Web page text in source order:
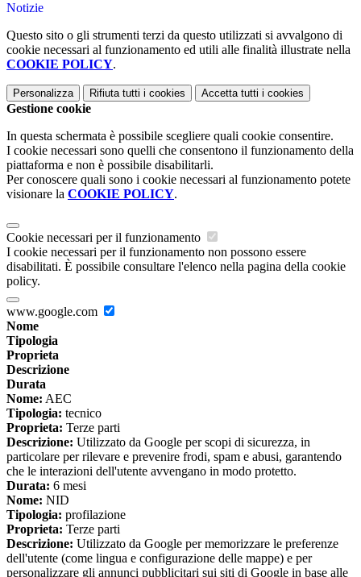
Notizie
Questo sito o gli strumenti terzi da questo utilizzati si avvalgono di
cookie necessari al funzionamento ed utili alle finalità illustrate nella
COOKIE POLICY.
Personalizza Rifiuta tutti i cookies Accetta tutti i cookies
Gestione cookie
In questa schermata è possibile scegliere quali cookie consentire.
I cookie necessari sono quelli che consentono il funzionamento della
piattaforma e non è possibile disabilitarli.
Per conoscere quali sono i cookie necessari al funzionamento potete
visionare la COOKIE POLICY.
Cookie necessari per il funzionamento
I cookie necessari per il funzionamento non possono essere
disabilitati. È possibile consultare l'elenco nella pagina della cookie
policy.
www.google.com
Nome
Tipologia
Proprieta
Descrizione
Durata
Nome: AEC
Tipologia: tecnico
Proprieta: Terze parti
Descrizione: Utilizzato da Google per scopi di sicurezza, in
particolare per rilevare e prevenire frodi, spam e abusi, garantendo
che le interazioni dell'utente avvengano in modo protetto.
Durata: 6 mesi
Nome: NID
Tipologia: profilazione
Proprieta: Terze parti
Descrizione: Utilizzato da Google per memorizzare le preferenze
dell'utente (come lingua e configurazione delle mappe) e per
personalizzare gli annunci pubblicitari sui siti di Google in base alle